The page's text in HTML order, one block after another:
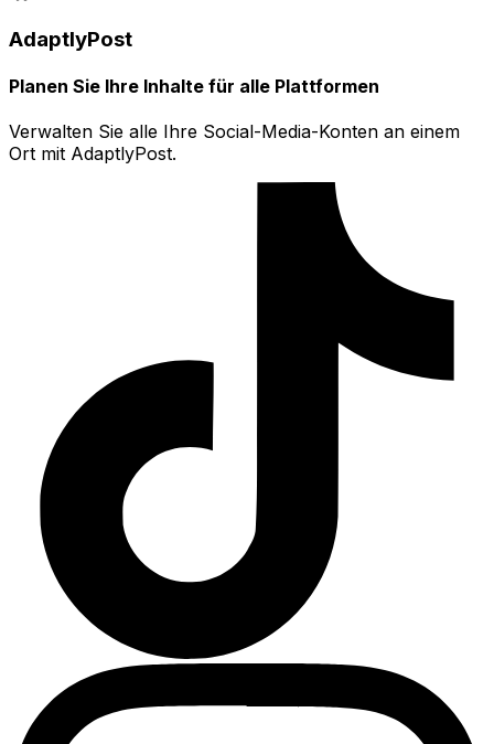
AdaptlyPost
Planen Sie Ihre Inhalte für alle Plattformen
Verwalten Sie alle Ihre Social-Media-Konten an einem
Ort mit AdaptlyPost.